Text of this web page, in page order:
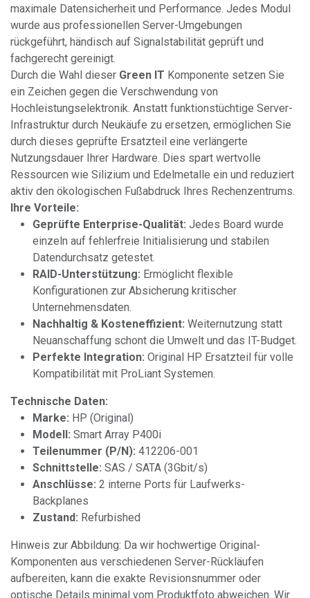
maximale Datensicherheit und Performance. Jedes Modul
wurde aus professionellen Server-Umgebungen
rückgeführt, händisch auf Signalstabilität geprüft und
fachgerecht gereinigt.
Durch die Wahl dieser Green IT Komponente setzen Sie
ein Zeichen gegen die Verschwendung von
Hochleistungselektronik. Anstatt funktionstüchtige Server-
Infrastruktur durch Neukäufe zu ersetzen, ermöglichen Sie
durch dieses geprüfte Ersatzteil eine verlängerte
Nutzungsdauer Ihrer Hardware. Dies spart wertvolle
Ressourcen wie Silizium und Edelmetalle ein und reduziert
aktiv den ökologischen Fußabdruck Ihres Rechenzentrums.
Ihre Vorteile:
Geprüfte Enterprise-Qualität: Jedes Board wurde
einzeln auf fehlerfreie Initialisierung und stabilen
Datendurchsatz getestet.
RAID-Unterstützung: Ermöglicht flexible
Konfigurationen zur Absicherung kritischer
Unternehmensdaten.
Nachhaltig & Kosteneffizient: Weiternutzung statt
Neuanschaffung schont die Umwelt und das IT-Budget.
Perfekte Integration: Original HP Ersatzteil für volle
Kompatibilität mit ProLiant Systemen.
Technische Daten:
Marke: HP (Original)
Modell: Smart Array P400i
Teilenummer (P/N): 412206-001
Schnittstelle: SAS / SATA (3Gbit/s)
Anschlüsse: 2 interne Ports für Laufwerks-
Backplanes
Zustand: Refurbished
Hinweis zur Abbildung: Da wir hochwertige Original-
Komponenten aus verschiedenen Server-Rückläufen
aufbereiten, kann die exakte Revisionsnummer oder
optische Details minimal vom Produktfoto abweichen. Wir